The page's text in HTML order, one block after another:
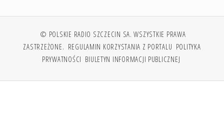
© POLSKIE RADIO SZCZECIN SA. WSZYSTKIE PRAWA
ZASTRZEŻONE. REGULAMIN KORZYSTANIA Z PORTALU POLITYKA
PRYWATNOŚCI BIULETYN INFORMACJI PUBLICZNEJ